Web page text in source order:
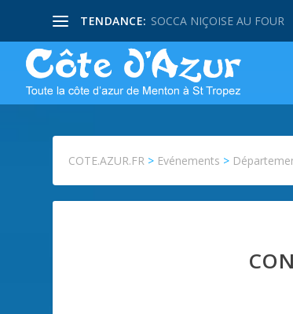
TENDANCE: SOCCA NIÇOISE AU FOUR
COTE.AZUR.FR > Evénements >